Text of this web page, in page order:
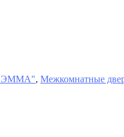
"ЭММА", Межкомнатные